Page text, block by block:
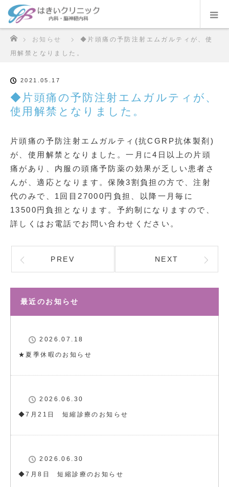
ホーム
お知らせ
◆片頭痛の予防注射エムガルティが、使
用解禁となりました。
2021.05.17
◆片頭痛の予防注射エムガルティが、
使用解禁となりました。
片頭痛の予防注射エムガルティ(抗CGRP抗体製剤)
が、使用解禁となりました。一月に4日以上の片頭
痛があり、内服の頭痛予防薬の効果が乏しい患者さ
んが、適応となります。保険3割負担の方で、注射
代のみで、1回目27000円負担、以降一月毎に
13500円負担となります。予約制になりますので、
詳しくはお電話でお問い合わせください。
PREV NEXT
最近のお知らせ
2026.07.18
★夏季休暇のお知らせ
2026.06.30
◆7月21日 短縮診療のお知らせ
2026.06.30
◆7月8日 短縮診療のお知らせ